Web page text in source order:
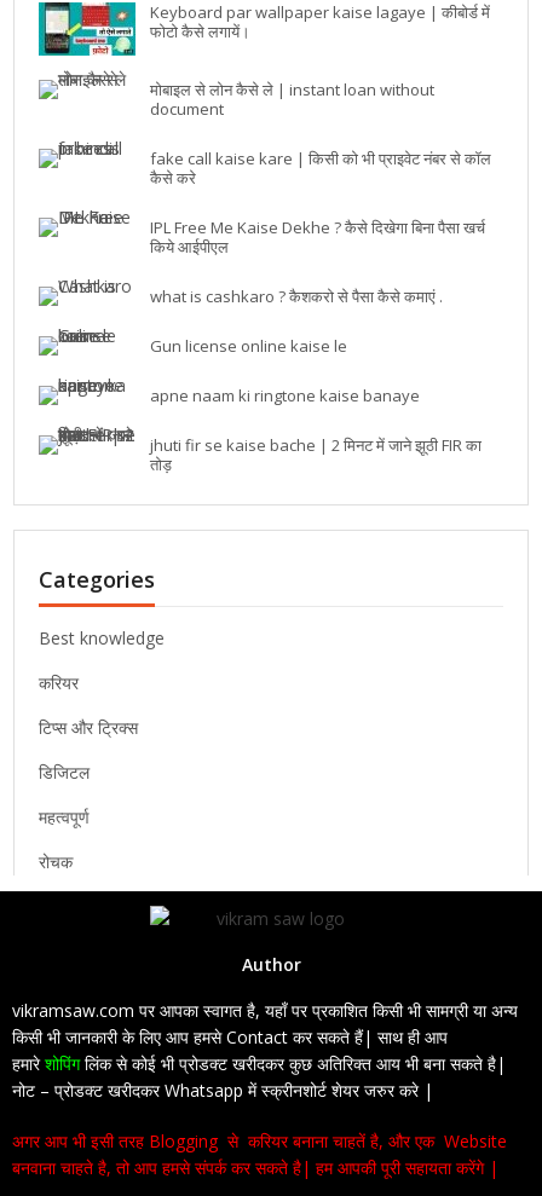
Keyboard par wallpaper kaise lagaye | कीबोर्ड में
फोटो कैसे लगायें।
मोबाइल से लोन कैसे ले | instant loan without
document
fake call kaise kare | किसी को भी प्राइवेट नंबर से कॉल
कैसे करे
IPL Free Me Kaise Dekhe ? कैसे दिखेगा बिना पैसा खर्च
किये आईपीएल
what is cashkaro ? कैशकरो से पैसा कैसे कमाएं .
Gun license online kaise le
apne naam ki ringtone kaise banaye
jhuti fir se kaise bache | 2 मिनट में जाने झूठी FIR का
तोड़
Categories
Best knowledge
करियर
टिप्स और ट्रिक्स
डिजिटल
महत्वपूर्ण
रोचक
Author
vikramsaw.com पर आपका स्वागत है, यहाँ पर प्रकाशित किसी भी सामग्री या अन्य
किसी भी जानकारी के लिए आप हमसे Contact कर सकते हैं| साथ ही आप
हमारेशोपिंगलिंक से कोई भी प्रोडक्ट खरीदकर कुछ अतिरिक्त आय भी बना सकते है|
नोट – प्रोडक्ट खरीदकर Whatsapp में स्क्रीनशोर्ट शेयर जरुर करे |
अगर आप भी इसी तरह Blogging से करियर बनाना चाहतें है, और एक Website
बनवाना चाहते है, तो आप हमसे संपर्क कर सकते है| हम आपकी पूरी सहायता करेंगे |